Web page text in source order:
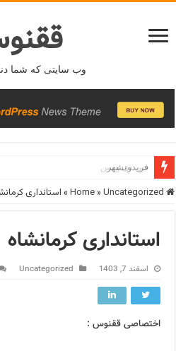
وب سایتی که شما
جی دی ونس
» Uncategorized
» استانداری
استانداری کرمانشاه
اسفند 7, 1403 Uncategorized
اختصاصی ققنوس :